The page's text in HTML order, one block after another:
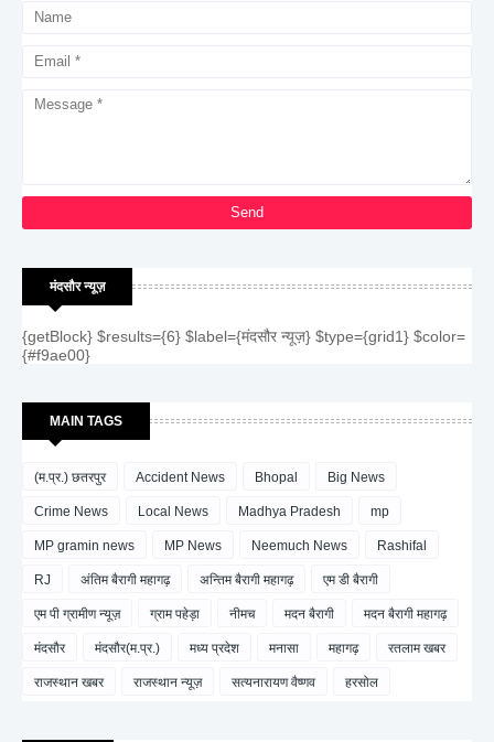
मंदसौर न्यूज़
{getBlock} $results={6} $label={मंदसौर न्यूज़} $type={grid1} $color=
{#f9ae00}
MAIN TAGS
(म.प्र.) छतरपुर Accident News Bhopal Big News
Crime News Local News Madhya Pradesh mp
MP gramin news MP News Neemuch News Rashifal
RJ अंतिम बैरागी महागढ़ अन्तिम बैरागी महागढ़ एम डी बैरागी
एम पी ग्रामीण न्यूज़ ग्राम पहेड़ा नीमच मदन बैरागी मदन बैरागी महागढ़
मंदसौर मंदसौर(म.प्र.) मध्य प्रदेश मनासा महागढ़ रतलाम खबर
राजस्थान खबर राजस्थान न्यूज़ सत्यनारायण वैष्णव हरसोल